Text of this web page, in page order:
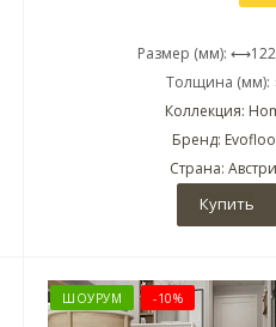
Размер (мм):
Толщина (мм):
Коллекция:
Бренд:
Страна:
Купить
ШОУРУМ -10%